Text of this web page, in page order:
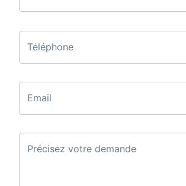
Téléphone
Email
Précisez votre demande